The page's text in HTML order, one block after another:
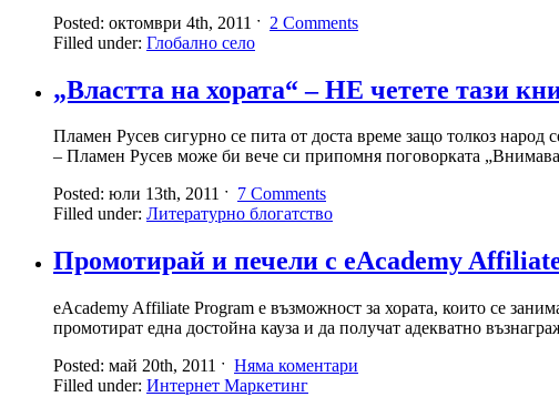
Posted: октомври 4th, 2011 ˑ 2 Comments
Filled under: Глобално село
„Властта на хората“ – НЕ четете тази
Пламен Русев сигурно се пита от доста време защо толкоз
– Пламен Русев може би вече си припомня поговорката
Posted: юли 13th, 2011 ˑ 7 Comments
Filled under: Литературно блогатство
Промотирай и печели с eAcademy
eAcademy Affiliate Program е възможност за хората, които се
промотират една достойна кауза и да получат адекватно
Posted: май 20th, 2011 ˑ Няма коментари
Filled under: Интернет Маркетинг